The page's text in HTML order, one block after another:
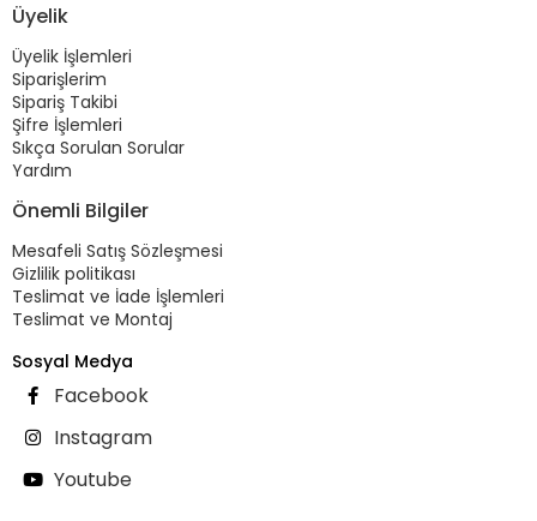
Üyelik
Üyelik İşlemleri
Siparişlerim
Sipariş Takibi
Şifre İşlemleri
Sıkça Sorulan Sorular
Yardım
Önemli Bilgiler
Mesafeli Satış Sözleşmesi
Gizlilik politikası
Teslimat ve İade İşlemleri
Teslimat ve Montaj
Sosyal Medya
Facebook
Instagram
Youtube